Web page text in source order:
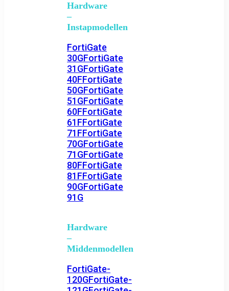
Hardware
–
Instapmodellen
FortiGate
30GFortiGate
31GFortiGate
40FFortiGate
50GFortiGate
51GFortiGate
60FFortiGate
61FFortiGate
71FFortiGate
70GFortiGate
71GFortiGate
80FFortiGate
81FFortiGate
90GFortiGate
91G
Hardware
–
Middenmodellen
FortiGate-
120GFortiGate-